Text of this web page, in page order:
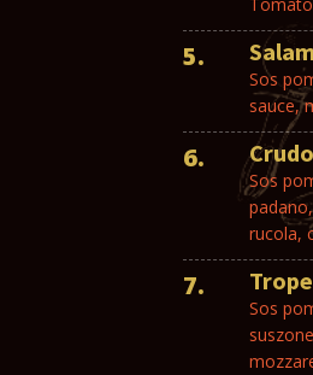
5.
Sos
sauce,
6. Crudo
Sos
rucola,
7.
Sos